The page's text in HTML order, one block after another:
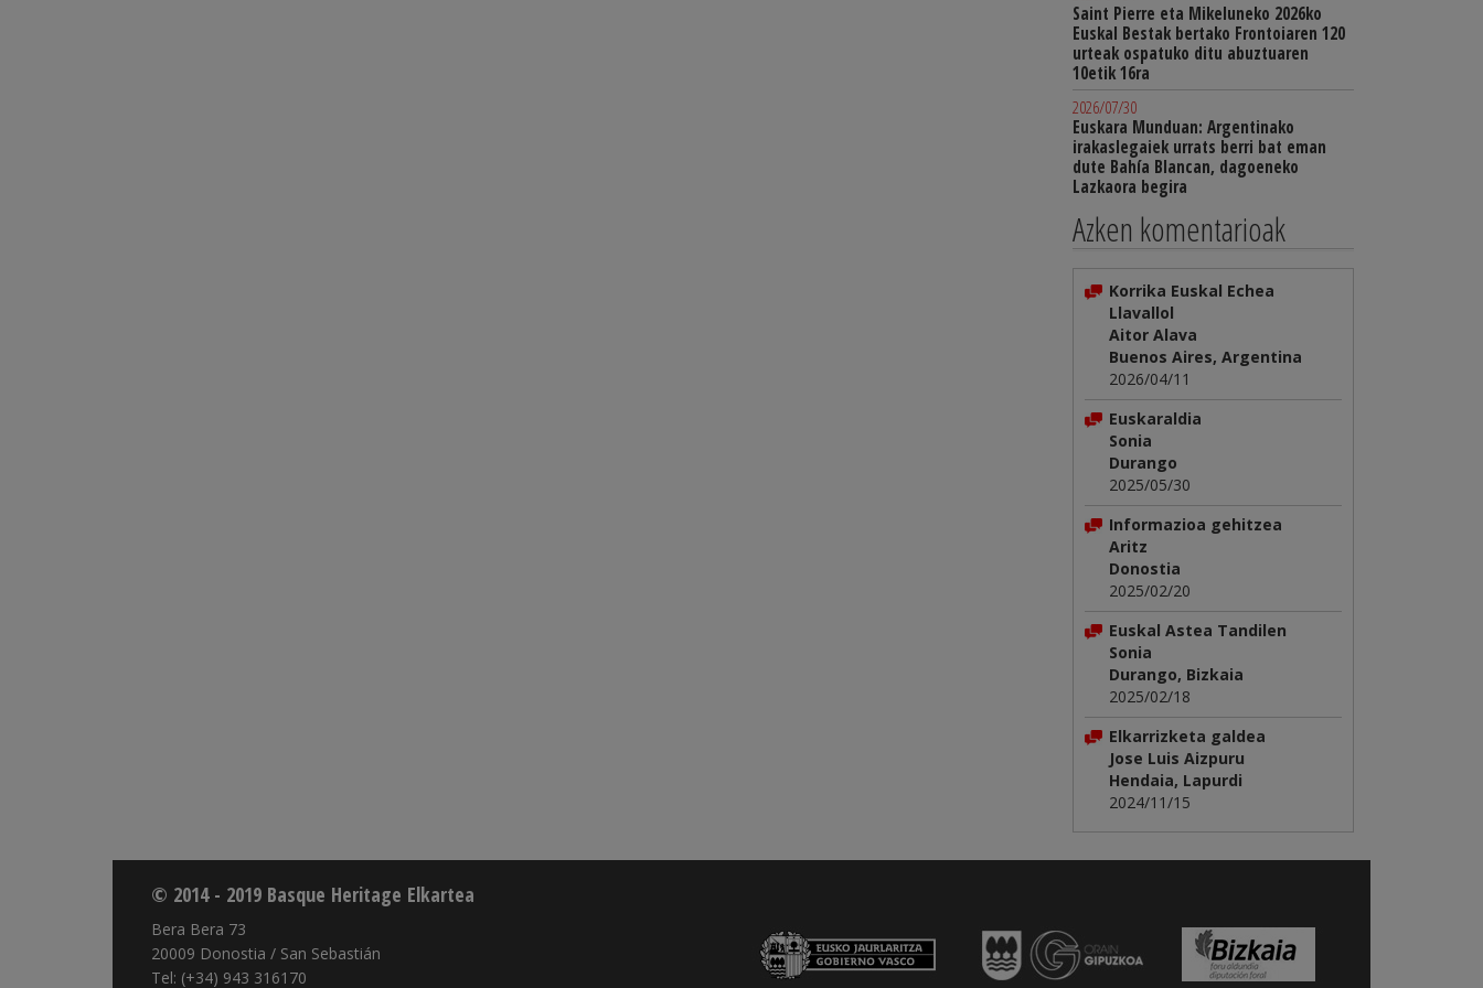
Saint Pierre eta Mikeluneko 2026ko
Euskal Bestak bertako Frontoiaren 120
urteak ospatuko ditu abuztuaren
10etik 16ra
2026/07/30
Euskara Munduan: Argentinako
irakaslegaiek urrats berri bat eman
dute Bahía Blancan, dagoeneko
Lazkaora begira
Azken komentarioak
Korrika Euskal Echea
Llavallol
Aitor Alava
Buenos Aires, Argentina
2026/04/11
Euskaraldia
Sonia
Durango
2025/05/30
Informazioa gehitzea
Aritz
Donostia
2025/02/20
Euskal Astea Tandilen
Sonia
Durango, Bizkaia
2025/02/18
Elkarrizketa galdea
Jose Luis Aizpuru
Hendaia, Lapurdi
2024/11/15
© 2014 - 2019 Basque Heritage Elkartea
Bera Bera 73
20009 Donostia / San Sebastián
Tel: (+34) 943 316170